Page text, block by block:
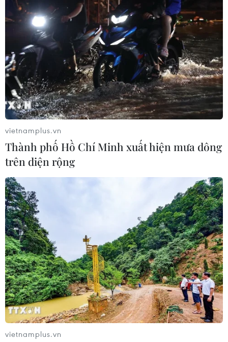
vietnamplus.vn
Thành phố Hồ Chí Minh xuất hiện mưa dông
trên diện rộng
vietnamplus.vn